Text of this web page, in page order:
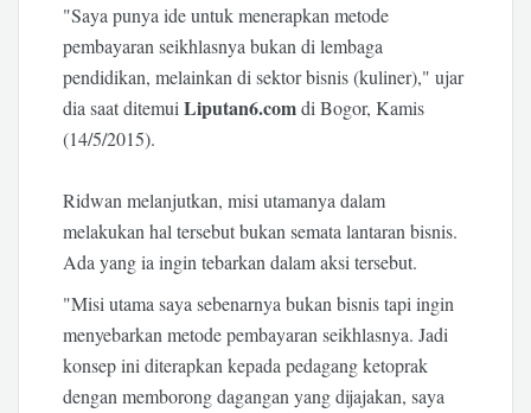
"Saya punya ide untuk menerapkan metode
pembayaran seikhlasnya bukan di lembaga
pendidikan, melainkan di sektor bisnis (kuliner)," ujar
dia saat ditemuiLiputan6.comdi Bogor, Kamis
(14/5/2015).
Ridwan melanjutkan, misi utamanya dalam
melakukan hal tersebut bukan semata lantaran bisnis.
Ada yang ia ingin tebarkan dalam aksi tersebut.
"Misi utama saya sebenarnya bukan bisnis tapi ingin
menyebarkan metode pembayaran seikhlasnya. Jadi
konsep ini diterapkan kepada pedagang ketoprak
dengan memborong dagangan yang dijajakan, saya